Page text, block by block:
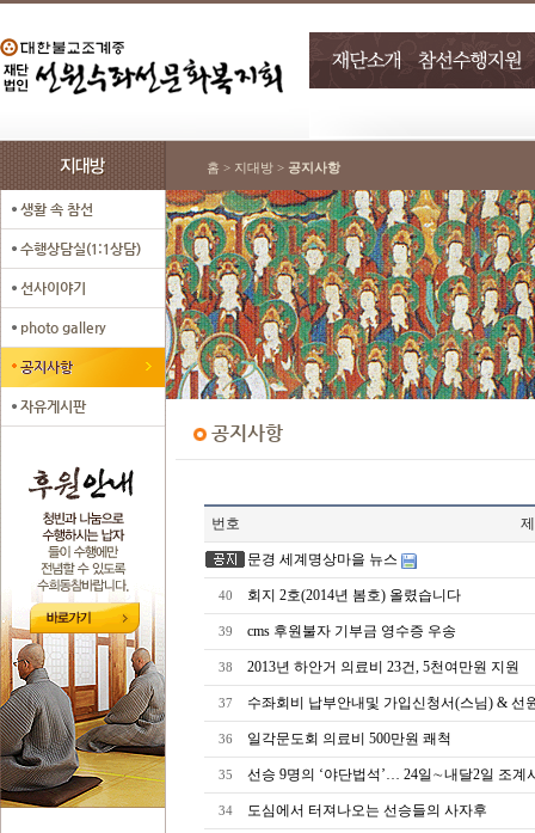
홈 > 지대방 > 공지사항
번호
문경 세계명상마을 뉴스
40 회지 2호(2014년 봄호) 올렸습니다
39 cms 후원불자 기부금 영수증 우송
38 2013년 하안거 의료비 23건, 5천여만원 지원
37 수좌회비 납부안내및 가입신청서(스님) & 선
36 일각문도회 의료비 500만원 쾌척
35 선승 9명의 ‘야단법석’… 24일∼내달2일 조계
34 도심에서 터져나오는 선승들의 사자후